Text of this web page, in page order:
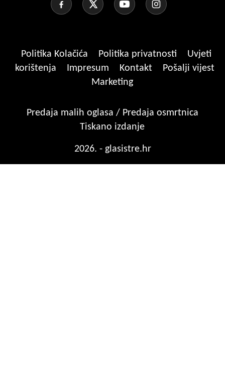
Politika Kolačića Politika privatnosti
Uvjeti
korištenja
Impresum Kontakt
Pošalji vijest
Marketing
Predaja malih oglasa / Predaja osmrtnica
Tiskano izdanje
2026. - glasistre.hr